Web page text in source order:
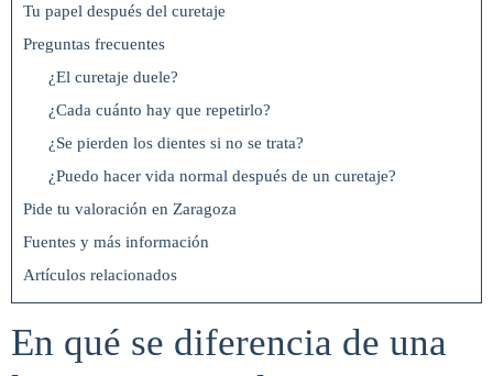
Tu papel después del curetaje
Preguntas frecuentes
¿El curetaje duele?
¿Cada cuánto hay que repetirlo?
¿Se pierden los dientes si no se trata?
¿Puedo hacer vida normal después de un curetaje?
Pide tu valoración en Zaragoza
Fuentes y más información
Artículos relacionados
En qué se diferencia de una